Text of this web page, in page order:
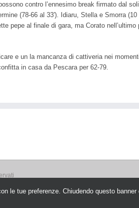
contro l’ennesimo break firmato dal
(78-66 al 33′). Idiaru, Stella e Smorra
pepe al finale di gara, ma Corato
e un la mancanza di cattiveria nei
in casa da Pescara per 62-79.
le tue preferenze. Chiudendo questo banner